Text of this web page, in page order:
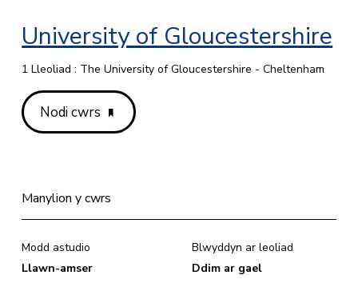
University of Gloucestershire
1 Lleoliad : The University of Gloucestershire - Cheltenham
Nodi cwrs
Manylion y cwrs
Modd astudio
Llawn-amser
Blwyddyn ar leoliad
Ddim ar gael